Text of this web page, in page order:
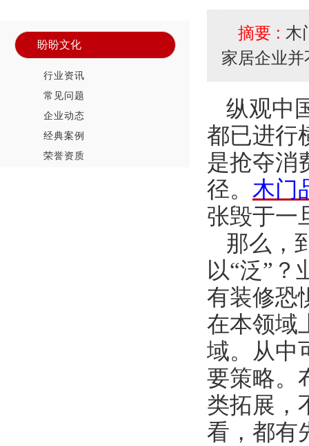
盼盼文化
行业资讯
常见问题
企业动态
经典案例
荣誉资质
摘要 : 木
家居企业并
纵观中
都已进行
是抢夺消
径。 木门
张毁于一
那么，
以“泛”？
有装修恐
在本领域
域。从中
要策略。
类拓展，
看，都有